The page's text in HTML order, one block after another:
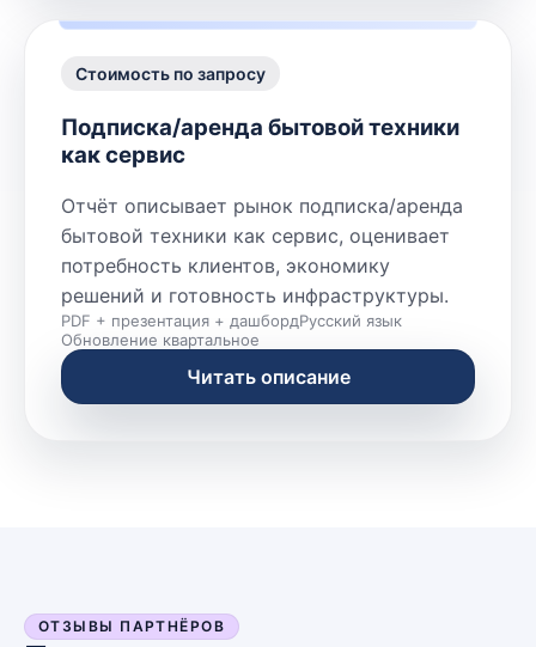
Стоимость по запросу
Подписка/аренда бытовой техники
как сервис
Отчёт описывает рынок подписка/аренда
бытовой техники как сервис, оценивает
потребность клиентов, экономику
решений и готовность инфраструктуры.
PDF + презентация + дашбордРусский язык
Обновление квартальное
Читать описание
ОТЗЫВЫ ПАРТНЁРОВ